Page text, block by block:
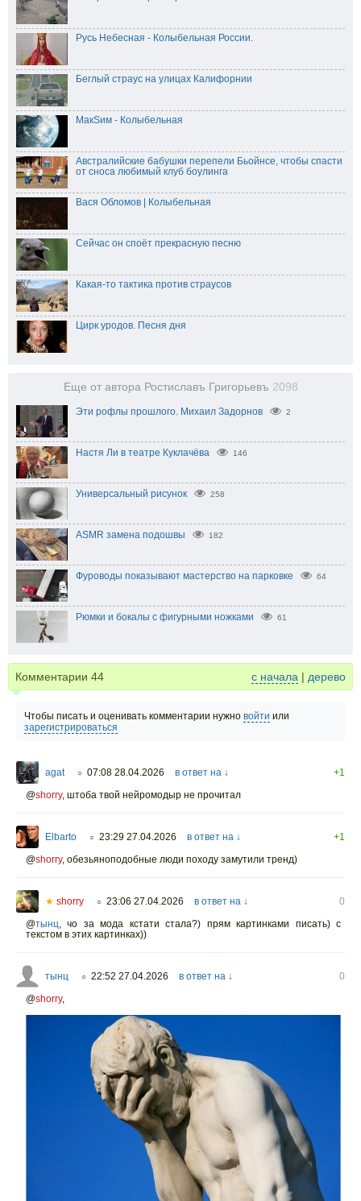
Русь Небесная - Колыбельная России.
Беглый страус на улицах Калифорнии
МакSим - Колыбельная
Австралийские бабушки перепели Бьойнсе, чтобы спасти
от сноса любимый клуб боулинга
Вася Обломов | Колыбельная
Сейчас он споёт прекрасную песню
Какая-то тактика против страусов
Цирк уродов. Песня дня
Еще от автора Ростиславъ Григорьевъ 2098
Эти рофлы прошлого. Михаил Задорнов 2
Настя Ли в театре Куклачёва 146
Универсальный рисунок 258
ASMR замена подошвы 182
Фуроводы показывают мастерство на парковке 64
Рюмки и бокалы с фигурными ножками 61
Комментарии 44 с начала | дерево
Чтобы писать и оценивать комментарии нужно войти или
зарегистрироваться
agat ○ 07:08 28.04.2026 в ответ на ↓
+1
@shorry, штоба твой нейромодыр не прочитал
Elbarto ○ 23:29 27.04.2026 в ответ на ↓
+1
@shorry, обезьяноподобные люди походу замутили тренд)
★ shorry ○ 23:06 27.04.2026 в ответ на ↓
0
@тынц
чо за мода кстати стала?) прям картинками писать) с
текстом в этих картинках))
тынц ○ 22:52 27.04.2026 в ответ на ↓
0
@shorry,